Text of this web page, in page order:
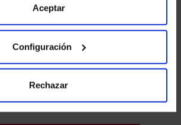
más información.
Aceptar
Configuración
Rechazar
de privacidady consiento el